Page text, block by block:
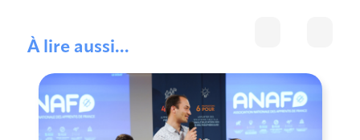
À lire aussi...